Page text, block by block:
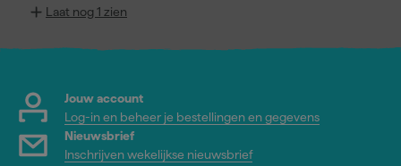
Laat nog 1 zien
Jouw account
Log-in en beheer je bestellingen en gegevens
Nieuwsbrief
Inschrijven wekelijkse nieuwsbrief